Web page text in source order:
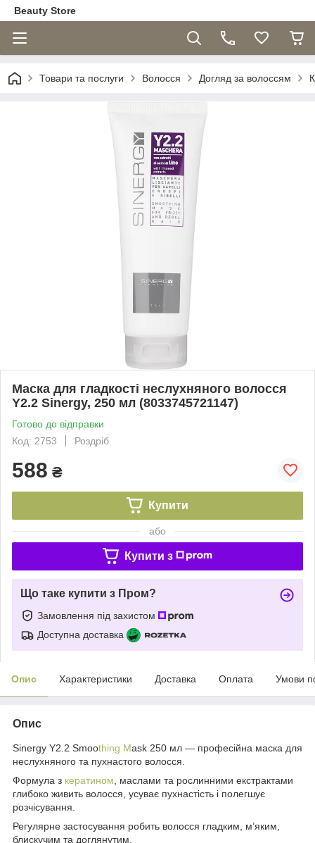
Beauty Store
Товари та послуги Волосся Догляд за волоссям
Маска для гладкості неслухняного волосся
Y2.2 Sinergy, 250 мл (8033745721147)
Готово до відправки
Код: 2753
Роздріб
588 ₴
Купити
або
Купити з
Що таке купити з Пром?
Замовлення під захистом
Доступна доставка
Опис Характеристики Доставка Оплата Умови
Опис
Sinergy Y2.2 Smoothing Mask 250 мл — професійна маска для
неслухняного та пухнастого волосся.
Формула з кератином , маслами та рослинними екстрактами
глибоко живить волосся, усуває пухнастість і полегшує
розчісування.
Регулярне застосування робить волосся гладким, м’яким,
блискучим та доглянутим.